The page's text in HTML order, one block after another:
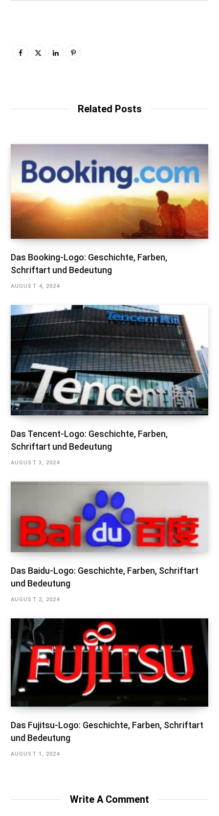
Related Posts
Das Booking-Logo: Geschichte, Farben,
Schriftart und Bedeutung
AUGUST 4, 2024
Das Tencent-Logo: Geschichte, Farben,
Schriftart und Bedeutung
AUGUST 3, 2024
Das Baidu-Logo: Geschichte, Farben, Schriftart
und Bedeutung
AUGUST 2, 2024
Das Fujitsu-Logo: Geschichte, Farben, Schriftart
und Bedeutung
AUGUST 1, 2024
Write A Comment